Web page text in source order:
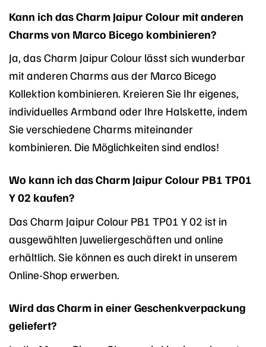
Kann ich das Charm Jaipur Colour mit anderen
Charms von Marco Bicego kombinieren?
Ja, das Charm Jaipur Colour lässt sich wunderbar
mit anderen Charms aus der Marco Bicego
Kollektion kombinieren. Kreieren Sie Ihr eigenes,
individuelles Armband oder Ihre Halskette, indem
Sie verschiedene Charms miteinander
kombinieren. Die Möglichkeiten sind endlos!
Wo kann ich das Charm Jaipur Colour PB1 TP01
Y 02 kaufen?
Das Charm Jaipur Colour PB1 TP01 Y 02 ist in
ausgewählten Juweliergeschäften und online
erhältlich. Sie können es auch direkt in unserem
Online-Shop erwerben.
Wird das Charm in einer Geschenkverpackung
geliefert?